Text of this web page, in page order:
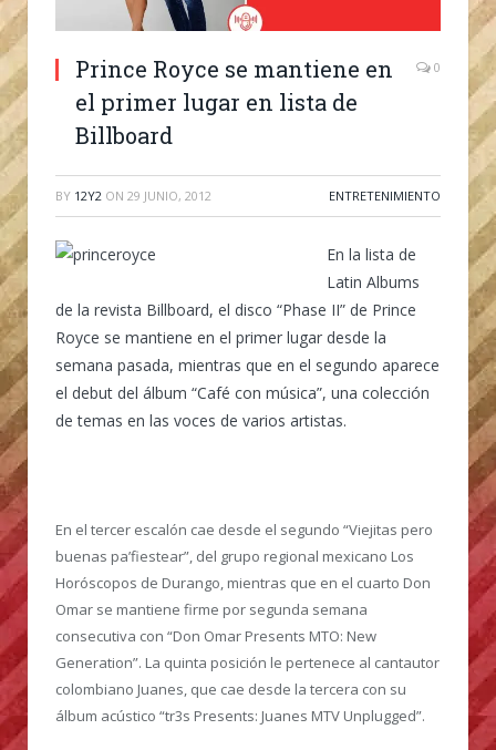
Prince Royce se mantiene en
el primer lugar en lista de
Billboard
0
BY 12Y2 ON 29 JUNIO, 2012 ENTRETENIMIENTO
En la lista de
Latin Albums
de la revista Billboard, el disco “Phase II” de Prince
Royce se mantiene en el primer lugar desde la
semana pasada, mientras que en el segundo aparece
el debut del álbum “Café con música”, una colección
de temas en las voces de varios artistas.
En el tercer escalón cae desde el segundo “Viejitas pero
buenas pa’fiestear”, del grupo regional mexicano Los
Horóscopos de Durango, mientras que en el cuarto Don
Omar se mantiene firme por segunda semana
consecutiva con “Don Omar Presents MTO: New
Generation”. La quinta posición le pertenece al cantautor
colombiano Juanes, que cae desde la tercera con su
álbum acústico “tr3s Presents: Juanes MTV Unplugged”.